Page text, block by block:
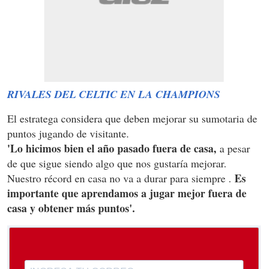
RIVALES DEL CELTIC EN LA CHAMPIONS
El estratega considera que deben mejorar su sumotaria de
puntos jugando de visitante.
'Lo hicimos bien el año pasado fuera de casa, a pesar
de que sigue siendo algo que nos gustaría mejorar.
Nuestro récord en casa no va a durar para siempre . Es
importante que aprendamos a jugar mejor fuera de
casa y obtener más puntos'.